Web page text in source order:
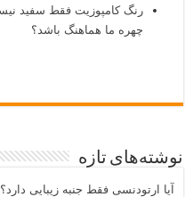
رنگ کامپوزیت فقط سفید
چهره ما هماهنگ باشد؟
نوشته‌های تازه
آیا ارتودنسی فقط جنبه زیبایی